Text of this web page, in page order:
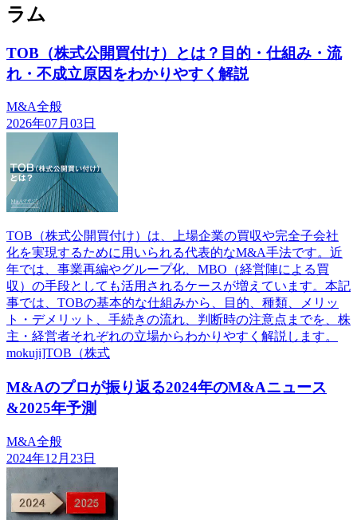
ラム
TOB（株式公開買付け）とは？目的・仕組み・流
れ・不成立原因をわかりやすく解説
M&A全般
2026年07月03日
TOB（株式公開買付け）は、上場企業の買収や完全子会社
化を実現するために用いられる代表的なM&A手法です。近
年では、事業再編やグループ化、MBO（経営陣による買
収）の手段としても活用されるケースが増えています。本記
事では、TOBの基本的な仕組みから、目的、種類、メリッ
ト・デメリット、手続きの流れ、判断時の注意点までを、株
主・経営者それぞれの立場からわかりやすく解説します。
mokuji]TOB（株式
M&Aのプロが振り返る2024年のM&Aニュース
&2025年予測
M&A全般
2024年12月23日